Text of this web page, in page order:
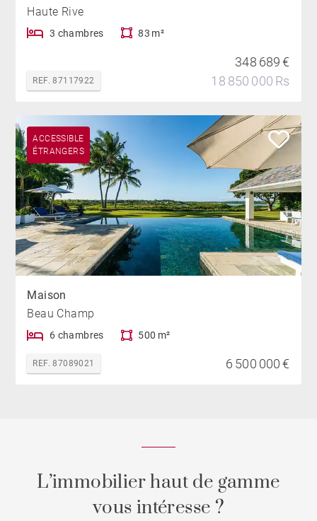
Haute Rive
3 chambres 83 m²
REF. 87117922
348 689 €
18 850 000 Rs
ACCESSIBLE
ÉTRANGERS
Maison
Beau Champ
6 chambres 500 m²
REF. 87089021 6 500 000 €
L’immobilier haut de gamme
vous intéresse ?